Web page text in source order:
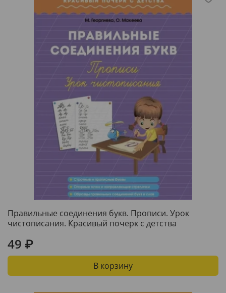
Правильные соединения букв. Прописи. Урок
чистописания. Красивый почерк с детства
49 ₽
В корзину